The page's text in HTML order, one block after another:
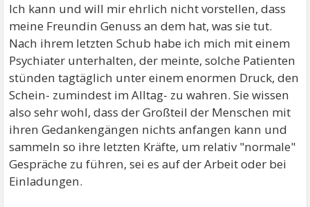
Ich kann und will mir ehrlich nicht vorstellen, dass
meine Freundin Genuss an dem hat, was sie tut.
Nach ihrem letzten Schub habe ich mich mit einem
Psychiater unterhalten, der meinte, solche Patienten
stünden tagtäglich unter einem enormen Druck, den
Schein- zumindest im Alltag- zu wahren. Sie wissen
also sehr wohl, dass der Großteil der Menschen mit
ihren Gedankengängen nichts anfangen kann und
sammeln so ihre letzten Kräfte, um relativ "normale"
Gespräche zu führen, sei es auf der Arbeit oder bei
Einladungen.